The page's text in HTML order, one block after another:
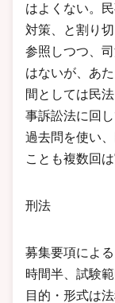
はよくない。
対策、と割り
参照しつつ、
はないが、あ
間としては民
事訴訟法に回
過去問を使い
ことも複数回
刑法
募集要項によ
時間半、試験
目的・形式は